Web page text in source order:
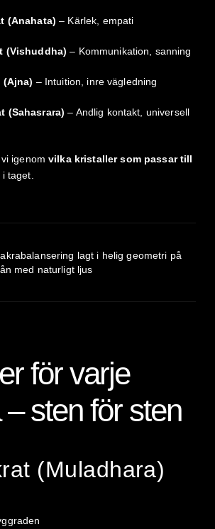
(Anahata) – Kärlek, empati
(Vishuddha) – Kommunikation, sanning
(Ajna) – Intuition, inre vägledning
(Sahasrara) – Andlig kontakt, universell
vi igenomvilka kristaller som passar till
taget.
för varje
sten för sten
(Muladhara)